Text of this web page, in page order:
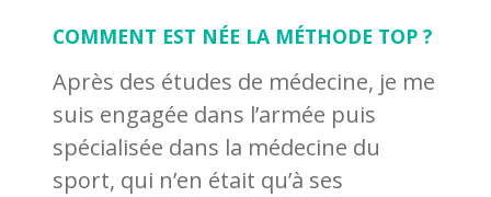
COMMENT EST NÉE LA MÉTHODE TOP ?
Après des études de médecine, je me
suis engagée dans l’armée puis
spécialisée dans la médecine du
sport, qui n’en était qu’à ses